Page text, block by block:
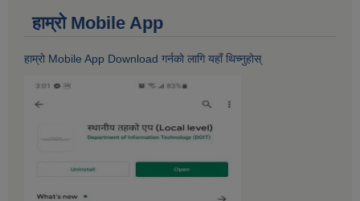
हाम्राे Mobile App
हाम्राे Mobile App Download गर्नकाे लागि यहाँ थिच्नुहोस्‌